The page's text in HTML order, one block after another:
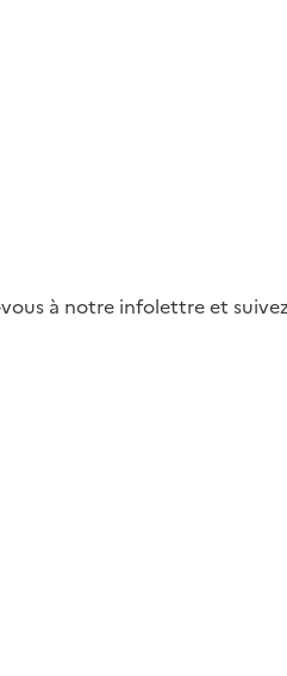
à notre infolettre et